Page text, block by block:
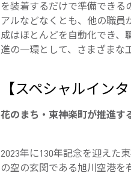
を装着するだけで準備できる
アルなどなくとも、他の職員
成はほとんどを自動化でき、
進の一環として、さまざまな
【スペシャルインタ
花のまち・東神楽町が推進す
2023年に130年記念を迎えた
の空の玄関である旭川空港を